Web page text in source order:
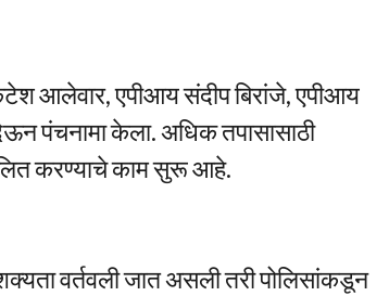
आलेवार, एपीआय संदीप बिरांजे, एपीआय
पंचनामा केला. अधिक तपासासाठी
करण्याचे काम सुरू आहे.
वर्तवली जात असली तरी पोलिसांकडून